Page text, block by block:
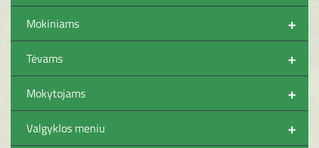
+
Mokiniams
+
Tėvams
+
Mokytojams
+
Valgyklos meniu